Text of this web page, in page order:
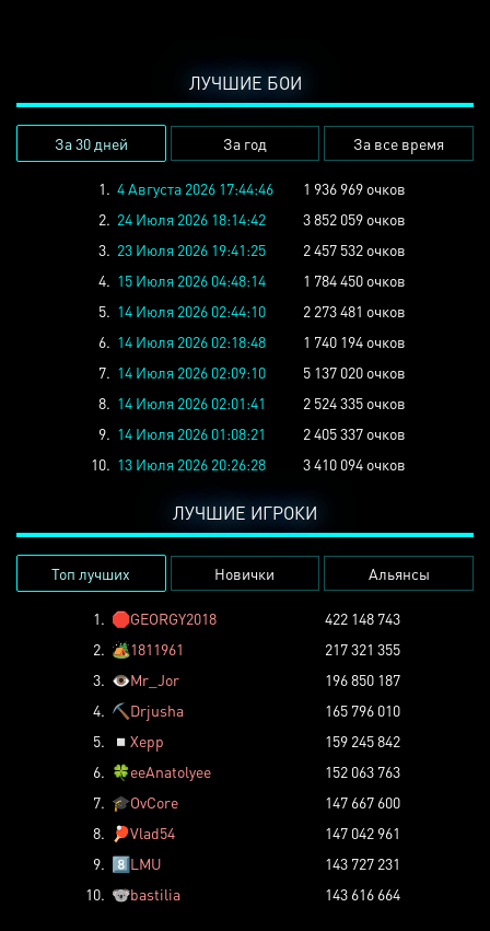
ЛУЧШИЕ БОИ
За 30 дней За год За все время
1. 4 Августа 2026 17:44:46
1 936 969 очков
2. 24 Июля 2026 18:14:42
3 852 059 очков
3. 23 Июля 2026 19:41:25
2 457 532 очков
4. 15 Июля 2026 04:48:14
1 784 450 очков
5. 14 Июля 2026 02:44:10
2 273 481 очков
6. 14 Июля 2026 02:18:48
1 740 194 очков
7. 14 Июля 2026 02:09:10
5 137 020 очков
8. 14 Июля 2026 02:01:41
2 524 335 очков
9. 14 Июля 2026 01:08:21
2 405 337 очков
10. 13 Июля 2026 20:26:28 3 410 094 очков
ЛУЧШИЕ ИГРОКИ
Топ лучших Новички Альянсы
1. 🛑GEORGY2018
422 148 743
2. 🏕️1811961
217 321 355
3. 👁️Mr_Jor
196 850 187
4. ⛏️ Drjusha
165 796 010
5.
◽ Xepp
159 245 842
6. 🍀eeAnatolyee
152 063 763
7. 🎓OvCore
147 667 600
8.
🏓Vlad54
147 042 961
9. 8️⃣LMU
143 727 231
10. 🐨bastilia 143 616 664